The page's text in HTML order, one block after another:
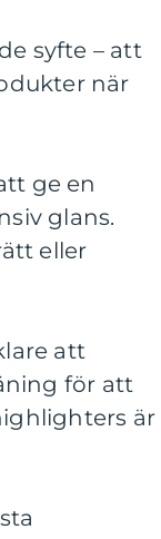
syfte – att
när
ge en
glans.
eller
att
för att
är